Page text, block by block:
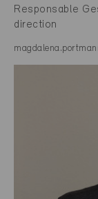
Responsable
direction